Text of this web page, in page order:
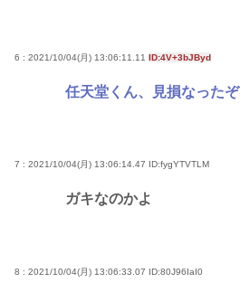
6 : 2021/10/04(月) 13:06:11.11 ID:4V+3bJByd
任天堂くん、見損なったぞ
7 : 2021/10/04(月) 13:06:14.47 ID:fygYTVTLM
ガキなのかよ
8 : 2021/10/04(月) 13:06:33.07 ID:80J96IaI0